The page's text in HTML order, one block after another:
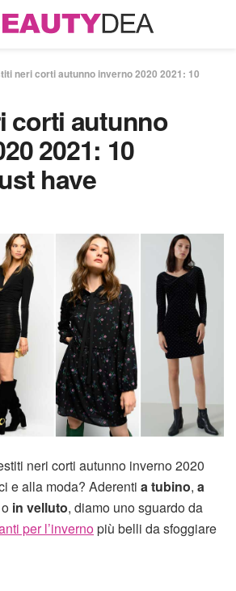
neri corti autunno inverno 2020 2021: 10
corti autunno
2021: 10
have
neri corti autunno inverno 2020
e alla moda? Aderenti a tubino, a
o in velluto, diamo uno sguardo da
per l’invernopiù belli da sfoggiare